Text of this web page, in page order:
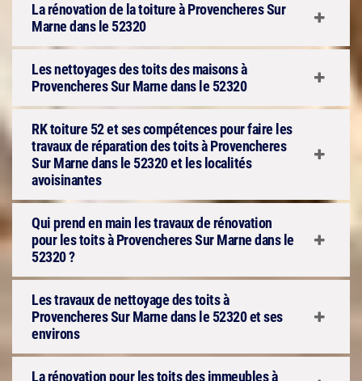
La rénovation de la toiture à Provencheres Sur
Marne dans le 52320
Les nettoyages des toits des maisons à
Provencheres Sur Marne dans le 52320
RK toiture 52 et ses compétences pour faire les
travaux de réparation des toits à Provencheres
Sur Marne dans le 52320 et les localités
avoisinantes
Qui prend en main les travaux de rénovation
pour les toits à Provencheres Sur Marne dans le
52320 ?
Les travaux de nettoyage des toits à
Provencheres Sur Marne dans le 52320 et ses
environs
La rénovation pour les toits des immeubles à